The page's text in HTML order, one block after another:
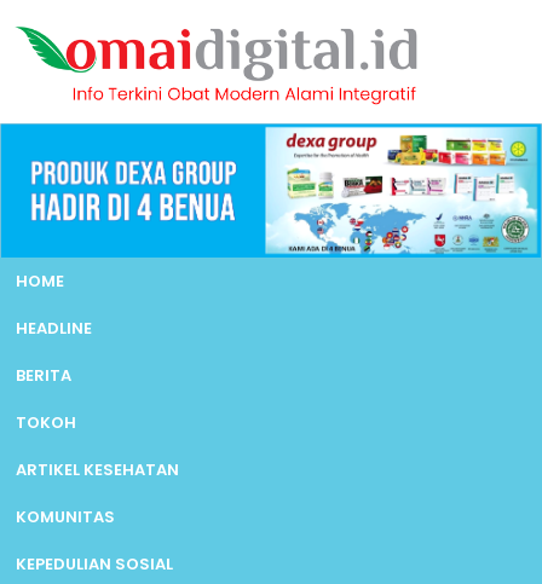
HOME
HEADLINE
BERITA
TOKOH
ARTIKEL KESEHATAN
KOMUNITAS
KEPEDULIAN SOSIAL